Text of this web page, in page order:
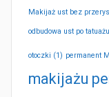
Makijaż ust bez
odbudowa ust po tatuażu
otoczki (1) permanent
makijażu